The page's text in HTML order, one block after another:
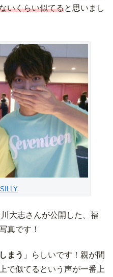
いくらい似てると思いまし
SILLY
大志さんが公開した、福
真です！
まう 」らしいです！親が間
で似てるという声が一番上